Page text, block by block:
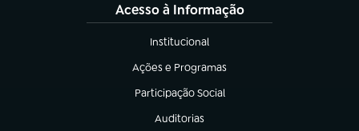
Acesso à Informação
Institucional
(abre em nova aba)
Ações e Programas
(abre em nova aba)
Participação Social
(abre em nova aba)
Auditorias
(abre em nova aba)